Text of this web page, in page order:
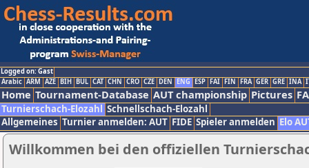
Logged on: Gast
Arabic ARM AZE BIH BUL CAT CHN CRO CZE DEN ENG ESP FAI FIN FRA GER GRE INA
Home Tournament-Database AUT championship Pictures
Turnierschach-Elozahl Schnellschach-Elozahl
Allgemeines Turnier anmelden: AUT FIDE Spieler anmelden Elo
Willkommen bei den offiziellen